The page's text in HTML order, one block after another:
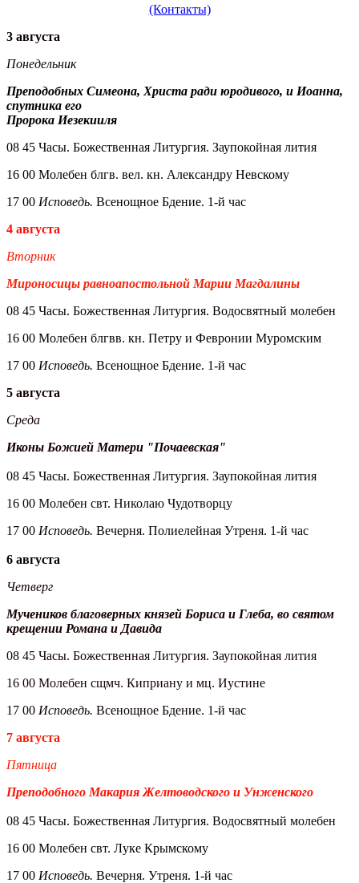
(Контакты)
3 августа
Понедельник
Преподобных Симеона, Христа ради юродивого, и Иоанна,
спутника его
Пророка Иезекииля
08 45 Часы. Божественная Литургия. Заупокойная лития
16 00 Молебен блгв. вел. кн. Александру Невскому
17 00 Исповедь. Всенощное Бдение. 1-й час
4 августа
Вторник
Мироносицы равноапостольной Марии Магдалины
08 45 Часы. Божественная Литургия. Водосвятный молебен
16 00 Молебен блгвв. кн. Петру и Февронии Муромским
17 00 Исповедь. Всенощное Бдение. 1-й час
5 августа
Среда
Иконы Божией Матери "Почаевская"
08 45 Часы. Божественная Литургия. Заупокойная лития
16 00 Молебен свт. Николаю Чудотворцу
17 00 Исповедь. Вечерня. Полиелейная Утреня. 1-й час
6 августа
Четверг
Мучеников благоверных князей Бориса и Глеба, во святом
крещении Романа и Давида
08 45 Часы. Божественная Литургия. Заупокойная лития
16 00 Молебен сщмч. Киприану и мц. Иустине
17 00 Исповедь. Всенощное Бдение. 1-й час
7 августа
Пятница
Преподобного Макария Желтоводского и Унженского
08 45 Часы. Божественная Литургия. Водосвятный молебен
16 00 Молебен свт. Луке Крымскому
17 00 Исповедь. Вечерня. Утреня. 1-й час